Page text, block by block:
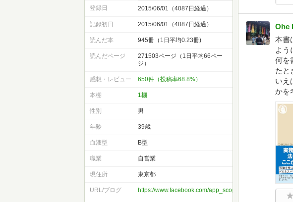
Ohe
本書
よう
何を
たと
いえ
かを
登録日 2015/06/01（4087日経過）
記録初日 2015/06/01（4087日経過）
読んだ本 945冊（1日平均0.23冊)
読んだページ
271503ページ（1日平均66ペー
ジ）
感想・レビュー 650件（投稿率68.8%）
本棚 1棚
性別 男
年齢 39歳
血液型 B型
職業 自営業
現住所 東京都
URL/ブログ https://www.facebook.com/app_scoped_user_id/